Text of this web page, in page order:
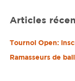
hArticles
Tournoi Open:
Ramasseurs de